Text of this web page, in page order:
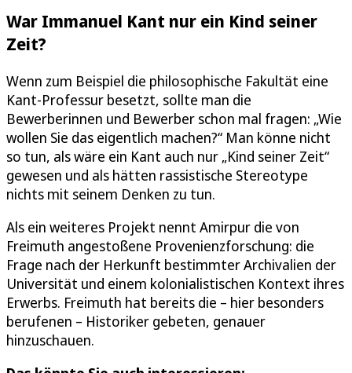
War Immanuel Kant nur ein Kind seiner
Zeit?
Wenn zum Beispiel die philosophische Fakultät eine
Kant-Professur besetzt, sollte man die
Bewerberinnen und Bewerber schon mal fragen: „Wie
wollen Sie das eigentlich machen?“ Man könne nicht
so tun, als wäre ein Kant auch nur „Kind seiner Zeit“
gewesen und als hätten rassistische Stereotype
nichts mit seinem Denken zu tun.
Als ein weiteres Projekt nennt Amirpur die von
Freimuth angestoßene Provenienzforschung: die
Frage nach der Herkunft bestimmter Archivalien der
Universität und einem kolonialistischen Kontext ihres
Erwerbs. Freimuth hat bereits die – hier besonders
berufenen – Historiker gebeten, genauer
hinzuschauen.